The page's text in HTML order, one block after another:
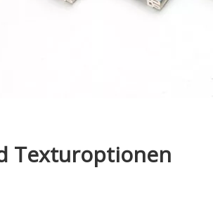
Texturoptionen